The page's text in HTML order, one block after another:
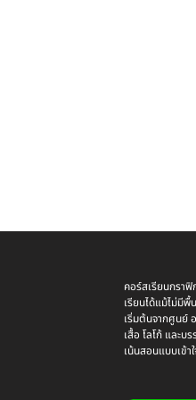
คอร์สเรียนกรา
เรียนได้แม้ไม่มีพื้
เริ่มต้นจากศูนย์
เสื้อ โลโก้ และบ
เน้นสอนแบบเข้า